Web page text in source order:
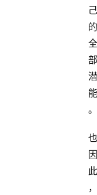
己
的
全
部
潜
能
。
也
因
此
，